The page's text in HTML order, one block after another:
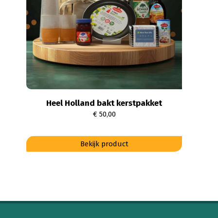
gekozen
worden
op
de
productpagina
Heel Holland bakt kerstpakket
€ 50,00
Dit
product
Bekijk product